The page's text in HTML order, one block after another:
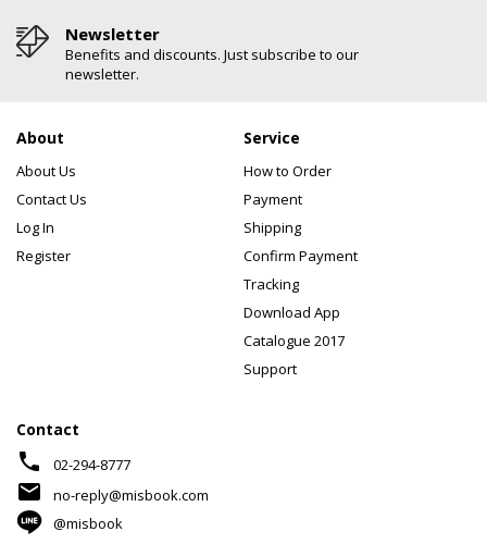
Newsletter
Benefits and discounts. Just subscribe to our
newsletter.
About
About Us
Contact Us
Log In
Register
Service
How to Order
Payment
Shipping
Confirm Payment
Tracking
Download App
Catalogue 2017
Support
Contact
phone 02-294-8777
mail
no-reply@misbook.com
@misbook